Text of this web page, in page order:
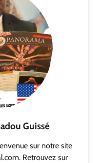
Guissé
sur notre site
Retrouvez sur